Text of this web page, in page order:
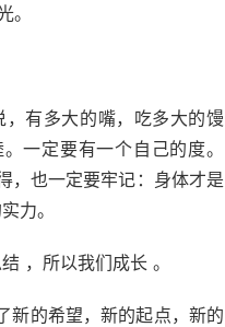
有多大的嘴，吃多大的馒
一定要有一个自己的度。
，也一定要牢记：身体才是
力。
，所以我们成长 。
新的希望，新的起点，新的